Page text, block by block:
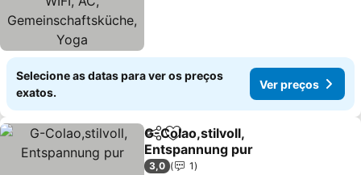
Selecione as datas para ver os preços
exatos.
Ver preços
PartilharAdicionar aos favoritos
G-Colao,stilvoll,
Entspannung pur
Ver preços
3,0
1